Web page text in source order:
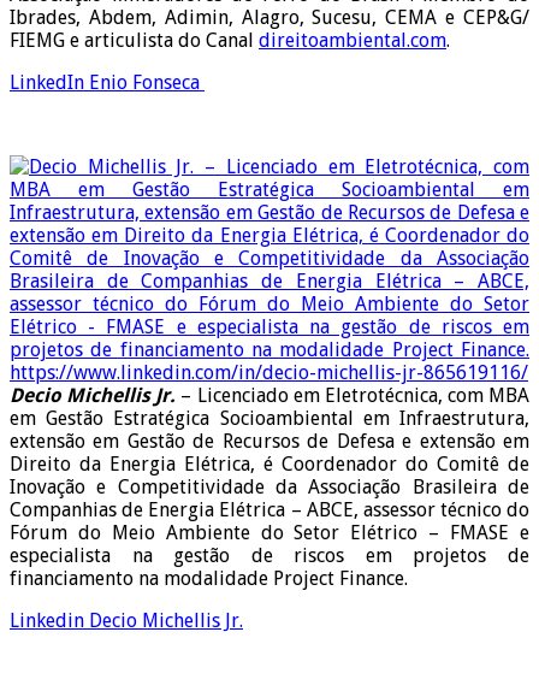
Ibrades, Abdem, Adimin, Alagro, Sucesu, CEMA e CEP&G/
FIEMG e articulista do Canal direitoambiental.com.
LinkedIn Enio Fonseca
Decio Michellis Jr. – Licenciado em Eletrotécnica, com MBA
em Gestão Estratégica Socioambiental em Infraestrutura,
extensão em Gestão de Recursos de Defesa e extensão em
Direito da Energia Elétrica, é Coordenador do Comitê de
Inovação e Competitividade da Associação Brasileira de
Companhias de Energia Elétrica – ABCE, assessor técnico do
Fórum do Meio Ambiente do Setor Elétrico – FMASE e
especialista na gestão de riscos em projetos de
financiamento na modalidade Project Finance.
Linkedin Decio Michellis Jr.